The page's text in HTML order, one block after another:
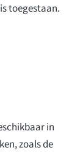
toegestaan.
in
zoals de